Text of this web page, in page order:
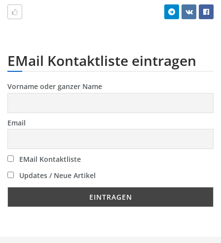
EMail Kontaktliste eintragen
Vorname oder ganzer Name
Email
EMail Kontaktliste
Updates / Neue Artikel